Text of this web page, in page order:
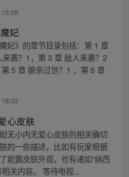
妃
妃》的章节目录包括：第 1 章
袭？1，第 3 章 敌人来袭？2
5 章 娘亲过世？1 ，第 6 章
心皮肤
无小内无爱心皮肤的相关确切
的一些描述，比如有玩家根据
妮露皮肤外观，也有诸如“纳西
关内容。 等待电视...